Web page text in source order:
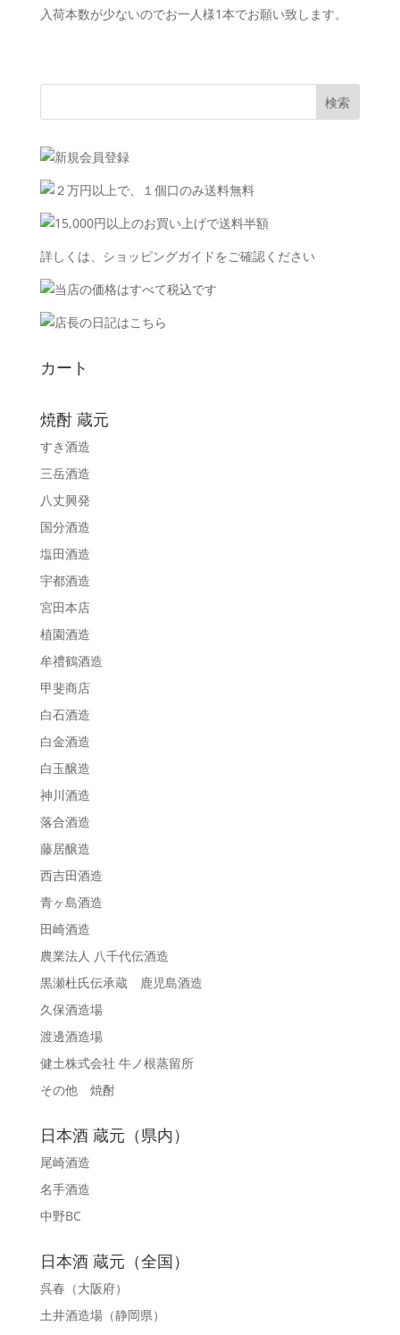
入荷本数が少ないのでお一人様1本でお願い致します。
詳しくは、 ショッピングガイドをご確認ください
カート
焼酎 蔵元
すき酒造
三岳酒造
八丈興発
国分酒造
塩田酒造
宇都酒造
宮田本店
植園酒造
牟禮鶴酒造
甲斐商店
白石酒造
白金酒造
白玉醸造
神川酒造
落合酒造
藤居醸造
西吉田酒造
青ヶ島酒造
田崎酒造
農業法人 八千代伝酒造
黒瀬杜氏伝承蔵 鹿児島酒造
久保酒造場
渡邊酒造場
健土株式会社 牛ノ根蒸留所
その他 焼酎
日本酒 蔵元（県内）
尾崎酒造
名手酒造
中野BC
日本酒 蔵元（全国）
呉春 （大阪府）
土井酒造場（静岡県）